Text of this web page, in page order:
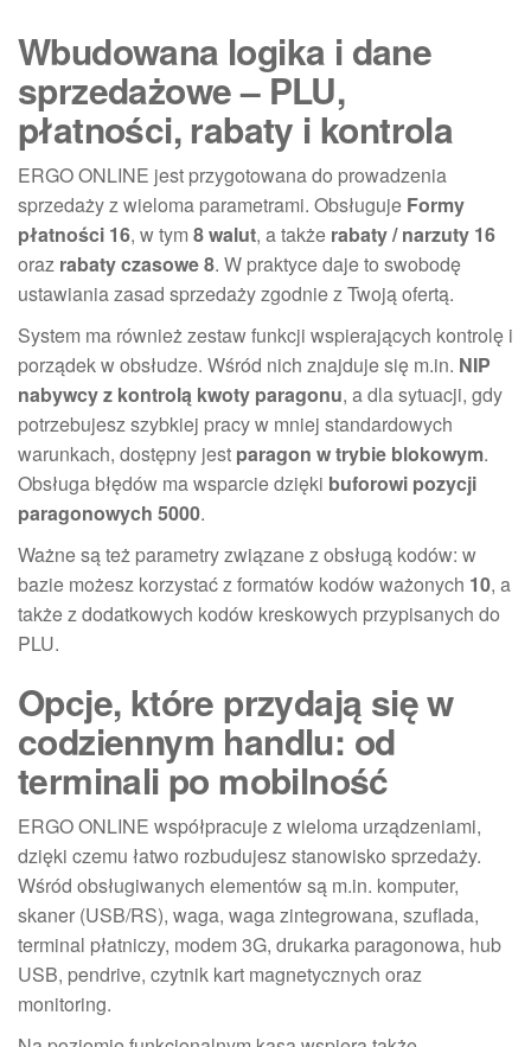
Wbudowana logika i dane
sprzedażowe – PLU,
płatności, rabaty i kontrola
ERGO ONLINE jest przygotowana do prowadzenia
sprzedaży z wieloma parametrami. Obsługuje Formy
płatności 16, w tym 8 walut, a także rabaty / narzuty 16
oraz rabaty czasowe 8. W praktyce daje to swobodę
ustawiania zasad sprzedaży zgodnie z Twoją ofertą.
System ma również zestaw funkcji wspierających kontrolę i
porządek w obsłudze. Wśród nich znajduje się m.in. NIP
nabywcy z kontrolą kwoty paragonu, a dla sytuacji, gdy
potrzebujesz szybkiej pracy w mniej standardowych
warunkach, dostępny jest paragon w trybie blokowym.
Obsługa błędów ma wsparcie dzięki buforowi pozycji
paragonowych 5000.
Ważne są też parametry związane z obsługą kodów: w
bazie możesz korzystać z formatów kodów ważonych 10, a
także z dodatkowych kodów kreskowych przypisanych do
PLU.
Opcje, które przydają się w
codziennym handlu: od
terminali po mobilność
ERGO ONLINE współpracuje z wieloma urządzeniami,
dzięki czemu łatwo rozbudujesz stanowisko sprzedaży.
Wśród obsługiwanych elementów są m.in. komputer,
skaner (USB/RS), waga, waga zintegrowana, szuflada,
terminal płatniczy, modem 3G, drukarka paragonowa, hub
USB, pendrive, czytnik kart magnetycznych oraz
monitoring.